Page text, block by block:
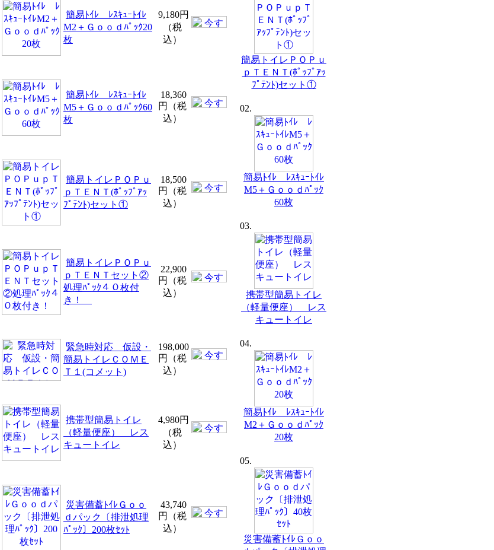
簡易ﾄｲﾚ ﾚｽｷｭｰﾄｲﾚ
M2＋Ｇｏｏｄﾊﾟｯｸ20
枚
9,180円
（税
込）
簡易ﾄｲﾚ ﾚｽｷｭｰﾄｲﾚ
M5＋Ｇｏｏｄﾊﾟｯｸ60
枚
18,360
円（税
込）
簡易トイレＰＯＰｕ
ｐＴＥＮＴ(ﾎﾟｯﾌﾟｱｯ
ﾌﾟﾃﾝﾄ)セット①
18,500
円（税
込）
簡易トイレＰＯＰｕ
ｐＴＥＮＴセット②
処理ﾊﾟｯｸ４０枚付
き！
22,900
円（税
込）
緊急時対応 仮設・
簡易トイレＣＯＭＥ
Ｔ１(コメット)
198,000
円（税
込）
携帯型簡易トイレ
（軽量便座） レス
キュートイレ
4,980円
（税
込）
災害備蓄ﾄｲﾚＧｏｏ
ｄパック〔排泄処理
ﾊﾟｯｸ〕200枚ｾｯﾄ
43,740
円（税
込）
簡易トイレＰＯＰｕ
ｐＴＥＮＴ(ﾎﾟｯﾌﾟｱｯ
ﾌﾟﾃﾝﾄ)セット①
02.
簡易ﾄｲﾚ ﾚｽｷｭｰﾄｲﾚ
M5＋Ｇｏｏｄﾊﾟｯｸ
60枚
03.
携帯型簡易トイレ
（軽量便座） レス
キュートイレ
04.
簡易ﾄｲﾚ ﾚｽｷｭｰﾄｲﾚ
M2＋Ｇｏｏｄﾊﾟｯｸ
20枚
05.
災害備蓄ﾄｲﾚＧｏｏ